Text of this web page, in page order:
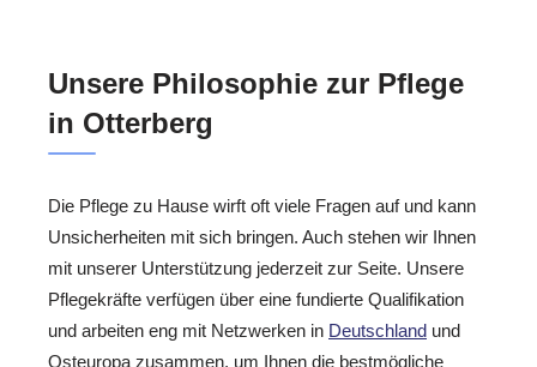
Unsere Philosophie zur Pflege
in Otterberg
Die Pflege zu Hause wirft oft viele Fragen auf und kann
Unsicherheiten mit sich bringen. Auch stehen wir Ihnen
mit unserer Unterstützung jederzeit zur Seite. Unsere
Pflegekräfte verfügen über eine fundierte Qualifikation
und arbeiten eng mit Netzwerken in Deutschland und
Osteuropa zusammen, um Ihnen die bestmögliche